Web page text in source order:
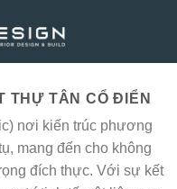
THỰ TÂN CỔ ĐIỂN
nơi kiến trúc phương
mang đến cho không
đích thực. Với sự kết